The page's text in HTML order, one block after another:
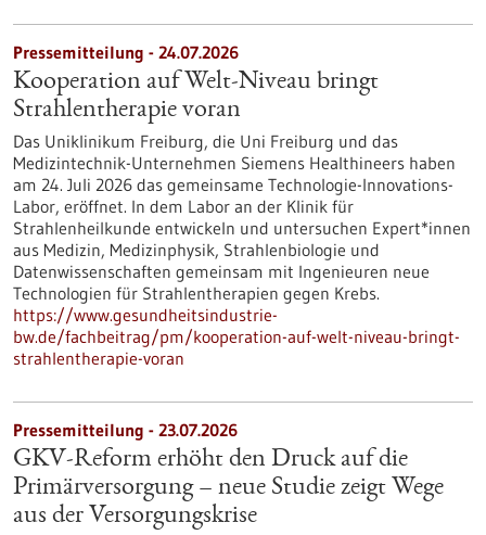
Pressemitteilung - 24.07.2026
Kooperation auf Welt-Niveau bringt
Strahlentherapie voran
Das Uniklinikum Freiburg, die Uni Freiburg und das
Medizintechnik-Unternehmen Siemens Healthineers haben
am 24. Juli 2026 das gemeinsame Technologie-Innovations-
Labor, eröffnet. In dem Labor an der Klinik für
Strahlenheilkunde entwickeln und untersuchen Expert*innen
aus Medizin, Medizinphysik, Strahlenbiologie und
Datenwissenschaften gemeinsam mit Ingenieuren neue
Technologien für Strahlentherapien gegen Krebs.
https://www.gesundheitsindustrie-
bw.de/fachbeitrag/pm/kooperation-auf-welt-niveau-bringt-
strahlentherapie-voran
Pressemitteilung - 23.07.2026
GKV-Reform erhöht den Druck auf die
Primärversorgung – neue Studie zeigt Wege
aus der Versorgungskrise